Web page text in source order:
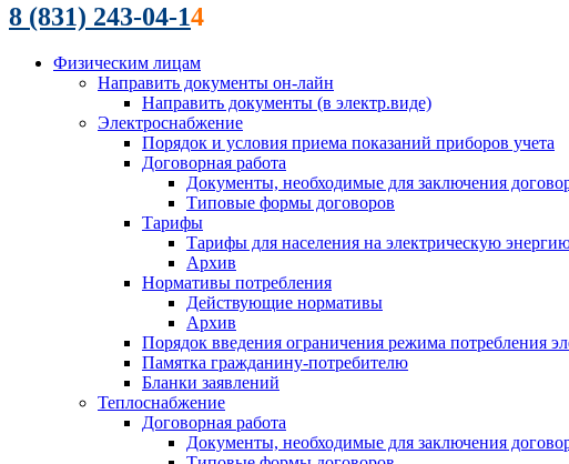
8 (831) 243-04-14
Физическим лицам
Направить документы он-лайн
Направить документы (в электр.виде)
Электроснабжение
Порядок и условия приема показаний приборов учета
Договорная работа
Документы, необходимые для заключения
Типовые формы договоров
Тарифы
Тарифы для населения на электрическую
Архив
Нормативы потребления
Действующие нормативы
Архив
Порядок введения ограничения режима потребления
Памятка гражданину-потребителю
Бланки заявлений
Теплоснабжение
Договорная работа
Документы, необходимые для заключения